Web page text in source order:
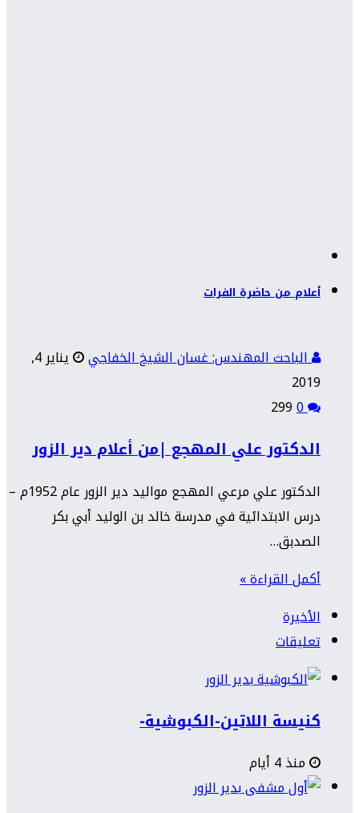
أعلام من حاضرة الفرات
الباحث المهندس: غسان الشيخ الخفاجي
يناير 4,
2019
0
الدكتور علي المهجع |من أعلام دير الزور
الدكتور علي مرعي المهجع مواليد دير الزور عام 1952م –
درس الابتدائية في مدرسة خالد بن الوليد أبي بكر
الصدبق…
أكمل القراءة »
الأخيرة
تعليقات
كنيسة اللاتين-الكبوشية-
منذ 4 أيام